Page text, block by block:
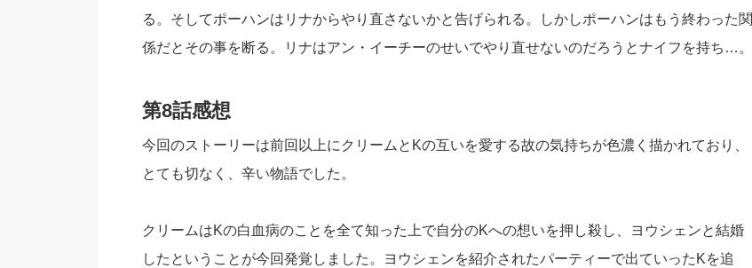
る。そしてポーハンはリナからやり直さないかと告げられる。しかしポーハンはもう終わった関
係だとその事を断る。リナはアン・イーチーのせいでやり直せないのだろうとナイフを持ち…。
第8話感想
今回のストーリーは前回以上にクリームとKの互いを愛する故の気持ちが色濃く描かれており、
とても切なく、辛い物語でした。
クリームはKの白血病のことを全て知った上で自分のKへの想いを押し殺し、ヨウシェンと結婚
したということが今回発覚しました。ヨウシェンを紹介されたパーティーで出ていったKを追